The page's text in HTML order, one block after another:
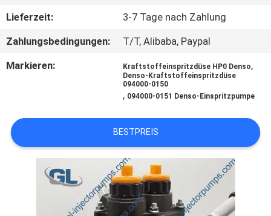
QUALITÄTSKONTROLLE
BITTE
ANGEBOT
SITEMAP
DATENSCHUTZRICHTLINIE
Lieferzeit:
3-7 Tage nach Zahlung
Zahlungsbedingungen:
T/T, Alibaba, Paypal
Markieren:
Kraftstoffeinspritzdüse HP0 Denso,
Denso-Kraftstoffeinspritzdüse
094000-0150
, 094000-0151 Denso-Einspritzpumpe
BESTPREIS